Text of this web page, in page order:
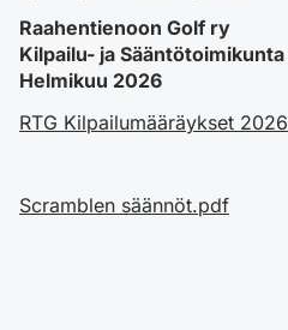
Raahentienoon Golf ry
Kilpailu- ja Sääntötoimikunta
Helmikuu 2026
RTG Kilpailumääräykset 2026
Scramblen säännöt.pdf